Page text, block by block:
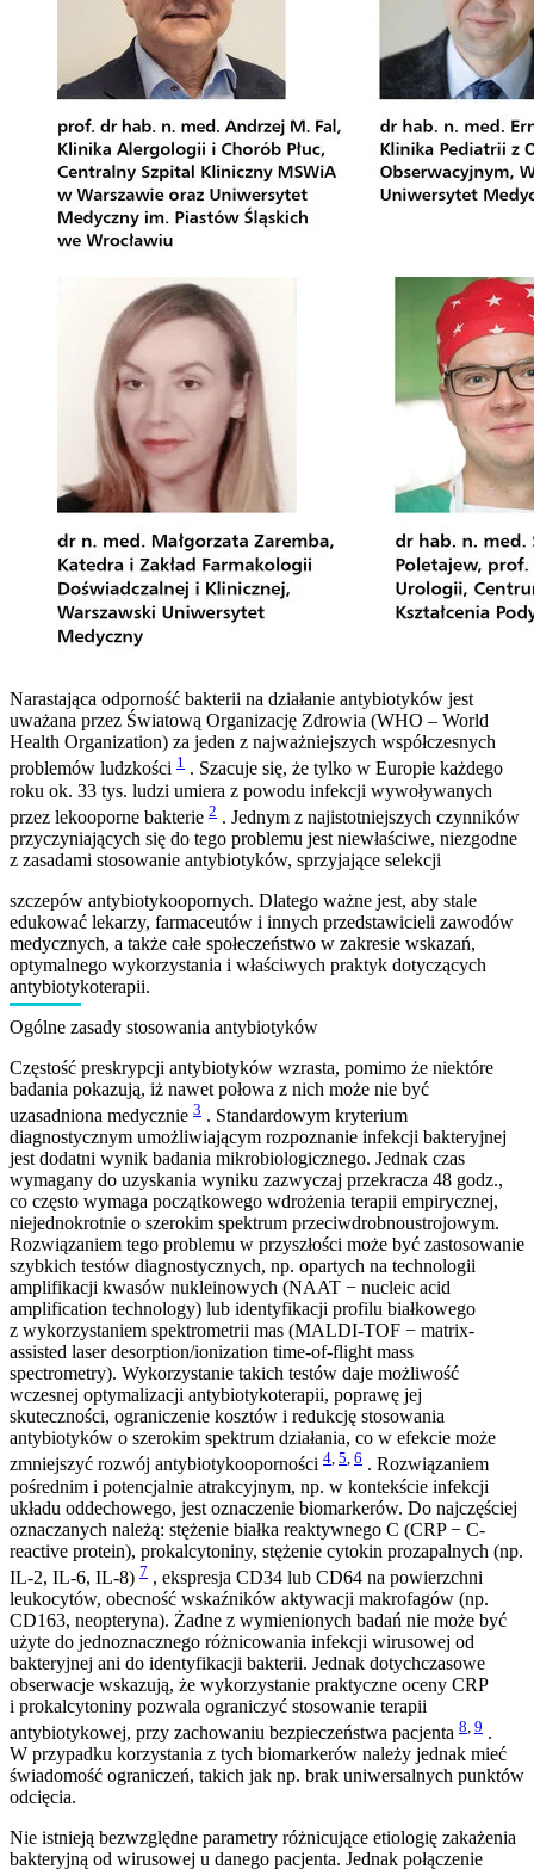
Narastająca odporność bakterii na działanie antybiotyków jest
uważana przez Światową Organizację Zdrowia (WHO – World
Health Organization) za jeden z najważniejszych współczesnych
problemów ludzkości 1 . Szacuje się, że tylko w Europie każdego
roku ok. 33 tys. ludzi umiera z powodu infekcji wywoływanych
przez lekooporne bakterie 2 . Jednym z najistotniejszych czynników
przyczyniających się do tego problemu jest niewłaściwe, niezgodne
z zasadami stosowanie antybiotyków, sprzyjające selekcji
szczepów antybiotykoopornych. Dlatego ważne jest, aby stale
edukować lekarzy, farmaceutów i innych przedstawicieli zawodów
medycznych, a także całe społeczeństwo w zakresie wskazań,
optymalnego wykorzystania i właściwych praktyk dotyczących
antybiotykoterapii.
Ogólne zasady stosowania antybiotyków
Częstość preskrypcji antybiotyków wzrasta, pomimo że niektóre
badania pokazują, iż nawet połowa z nich może nie być
uzasadniona medycznie 3 . Standardowym kryterium
diagnostycznym umożliwiającym rozpoznanie infekcji bakteryjnej
jest dodatni wynik badania mikrobiologicznego. Jednak czas
wymagany do uzyskania wyniku zazwyczaj przekracza 48 godz.,
co często wymaga początkowego wdrożenia terapii empirycznej,
niejednokrotnie o szerokim spektrum przeciwdrobnoustrojowym.
Rozwiązaniem tego problemu w przyszłości może być zastosowanie
szybkich testów diagnostycznych, np. opartych na technologii
amplifikacji kwasów nukleinowych (NAAT − nucleic acid
amplification technology) lub identyfikacji profilu białkowego
z wykorzystaniem spektrometrii mas (MALDI-TOF − matrix-
assisted laser desorption/ionization time-of-flight mass
spectrometry). Wykorzystanie takich testów daje możliwość
wczesnej optymalizacji antybiotykoterapii, poprawę jej
skuteczności, ograniczenie kosztów i redukcję stosowania
antybiotyków o szerokim spektrum działania, co w efekcie może
zmniejszyć rozwój antybiotykooporności 4, 5, 6 . Rozwiązaniem
pośrednim i potencjalnie atrakcyjnym, np. w kontekście infekcji
układu oddechowego, jest oznaczenie biomarkerów. Do najczęściej
oznaczanych należą: stężenie białka reaktywnego C (CRP − C-
reactive protein), prokalcytoniny, stężenie cytokin prozapalnych (np.
IL-2, IL-6, IL-8) 7 , ekspresja CD34 lub CD64 na powierzchni
leukocytów, obecność wskaźników aktywacji makrofagów (np.
CD163, neopteryna). Żadne z wymienionych badań nie może być
użyte do jednoznacznego różnicowania infekcji wirusowej od
bakteryjnej ani do identyfikacji bakterii. Jednak dotychczasowe
obserwacje wskazują, że wykorzystanie praktyczne oceny CRP
i prokalcytoniny pozwala ograniczyć stosowanie terapii
antybiotykowej, przy zachowaniu bezpieczeństwa pacjenta 8, 9 .
W przypadku korzystania z tych biomarkerów należy jednak mieć
świadomość ograniczeń, takich jak np. brak uniwersalnych punktów
odcięcia.
Nie istnieją bezwzględne parametry różnicujące etiologię zakażenia
bakteryjną od wirusowej u danego pacjenta. Jednak połączenie